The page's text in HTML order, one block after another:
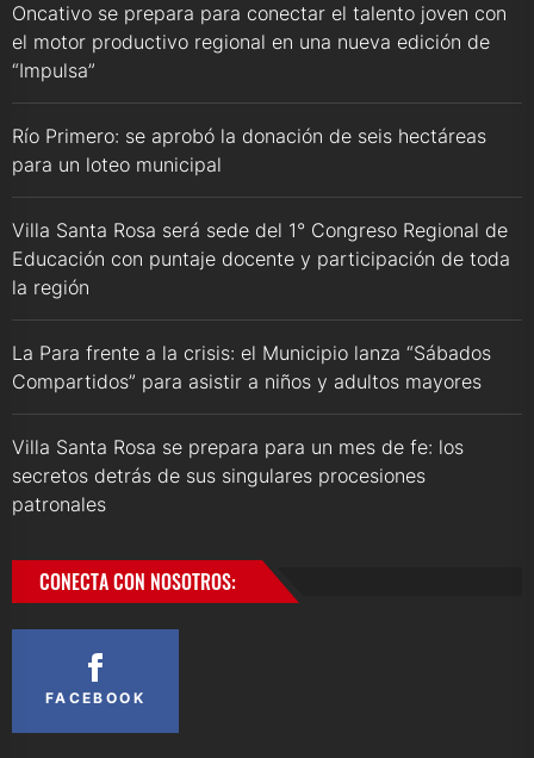
Oncativo se prepara para conectar el talento joven con
el motor productivo regional en una nueva edición de
“Impulsa”
Río Primero: se aprobó la donación de seis hectáreas
para un loteo municipal
Villa Santa Rosa será sede del 1° Congreso Regional de
Educación con puntaje docente y participación de toda
la región
La Para frente a la crisis: el Municipio lanza “Sábados
Compartidos” para asistir a niños y adultos mayores
Villa Santa Rosa se prepara para un mes de fe: los
secretos detrás de sus singulares procesiones
patronales
CONECTA CON NOSOTROS:
FACEBOOK